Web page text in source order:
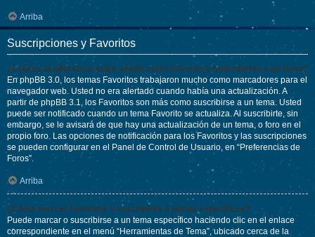
Arriba
Suscripciones y Favoritos
¿Cuál es la diferencia entre añadir como Favorito y suscribirme a un tema?
En phpBB 3.0, los temas Favoritos trabajaron mucho como marcadores para el
navegador web. Usted no era alertado cuando había una actualización. A
partir de phpBB 3.1, los Favoritos son más como suscribirse a un tema. Usted
puede ser notificado cuando un tema Favorito se actualiza. Al suscribirte, sin
embargo, se le avisará de que hay una actualización de un tema, o foro en el
propio foro. Las opciones de notificación para los Favoritos y las suscripciones
se pueden configurar en el Panel de Control de Usuario, en “Preferencias de
Foros”.
Arriba
¿Cómo marcar Favoritos o suscribirse a temas específicos?
Puede marcar o suscribirse a un tema específico haciendo clic en el enlace
correspondiente en el menú “Herramientas de Tema”, ubicado cerca de la